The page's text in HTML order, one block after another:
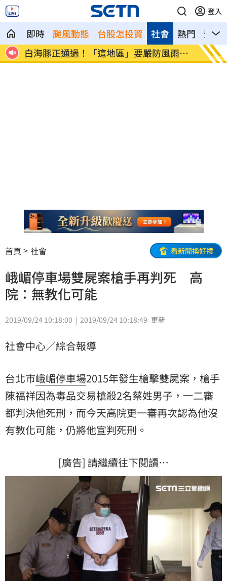
登入
即時 颱風動態 台股怎投資 熱門 影音
社會
白海豚正通過！「這地區」要嚴防風雨威
脅
股價單週
股
首頁 社會 看新聞換好禮
峨嵋停車場雙屍案槍手再判死 高
院：無教化可能
2019/09/24 10:18:00 2019/09/24 10:18:49 更新
社會中心／綜合報導
台北市峨嵋停車場2015年發生槍擊雙屍案，槍手
陳福祥因為毒品交易槍殺2名蔡姓男子，一二審
都判決他死刑，而今天高院更一審再次認為他沒
有教化可能，仍將他宣判死刑。
[廣告] 請繼續往下閱讀…